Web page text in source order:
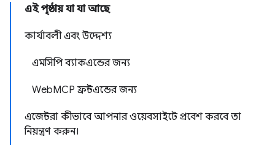
এই পৃষ্ঠায় যা যা আছে
কার্যাবলী এবং উদ্দেশ্য
এমসিপি ব্যাকএন্ডের জন্য
WebMCP ফ্রন্টএন্ডের জন্য
এজেন্টরা কীভাবে আপনার ওয়েবসাইটে প্রবেশ করবে তা
নিয়ন্ত্রণ করুন।